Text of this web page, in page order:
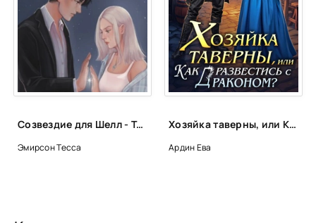
Созвездие для Шелл - Тесса Эмирсон
Эмирсон Тесса
Хозяйка таверны, или Как развестись с драконом? - Ева Ардин
Ардин Ева